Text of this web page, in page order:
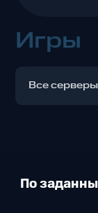
Игры
Все серверы
По